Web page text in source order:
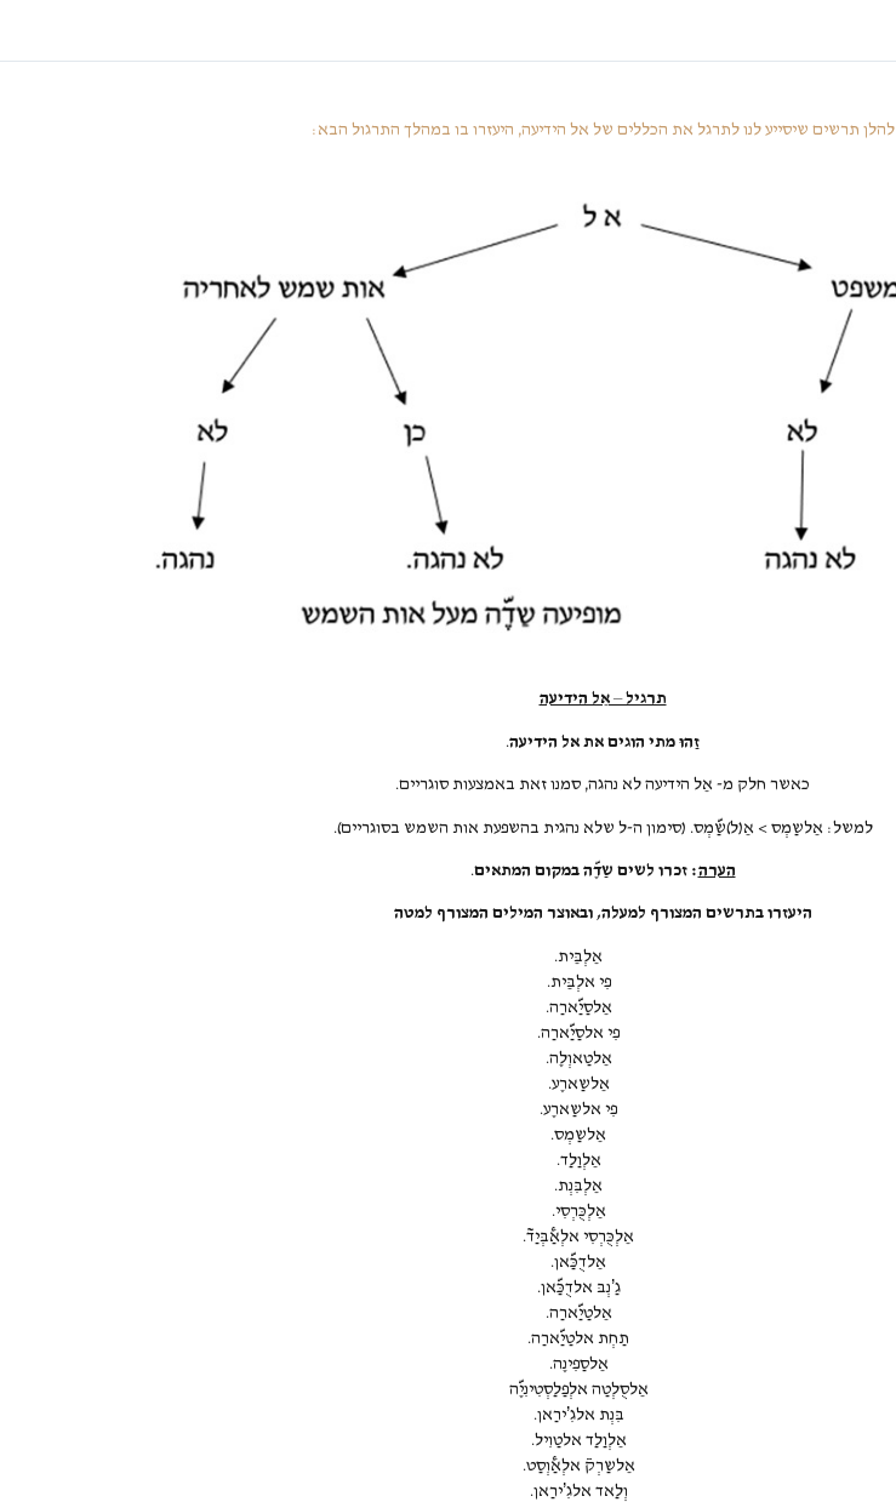
להלן תרשים שיסייע לנו לתרגל את הכללים של אל הידיעה, היעזרו בו במהלך התרגול הבא:
תרגיל – אֵל הידיעה
זַהוּ מתי הוגים את אל הידיעה.
כאשר חלק מ- אֵל הידיעה לא נהגה, סמנו זאת באמצעות סוגריים.
למשל: אֵלשַמְס > אֵ(ל)שַ&מְס. (סימון ה-ל שלא נהגית בהשפעת אות השמש בסוגריים).
הערה: זכרו לשים שַדֶ&ה במקום המתאים.
היעזרו בתרשים המצורף למעלה, ובאוצר המילים המצורף למטה
אֵלְבֵּית.
פִי אלְבֵּית.
אֵלסַיַ&‏‏‎ארַה.
פִי אלסַיַ&‏‏‎ארַה.
אֵלטַאוְלֶה.
אֵלשַארֶע.
פִי אלשַארֶע.
אֵלשַמְס.
אֵלְוַלַד.
אֵלְבִּנְת.
אֵלְכֻּרְסִי.
אֵלְכֻּרְסִי אלְאַ@בְּיַד~.
אֵלדֻכַּ&אן.
גַ’נְבּ אלדֻכַּ&אן.
אֵלטַיַ&ארַה.
תַחְת אלטַיַ&ארַה.
אֵלסַפִינֶה.
אֵלסֻלְטַה אלְפַלַסְטִינִיֶ&ה
בִּנְת אלגִ’ירַאן.
אֵלְוַלַד אלטַוִיל.
אֵלשַרְק~ אלְאַ@וְסַט.
וְלַאד אלגִ’ירַאן.